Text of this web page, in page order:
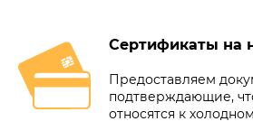
Сертификаты на
Предоставляем
подтверждающие,
относятся к